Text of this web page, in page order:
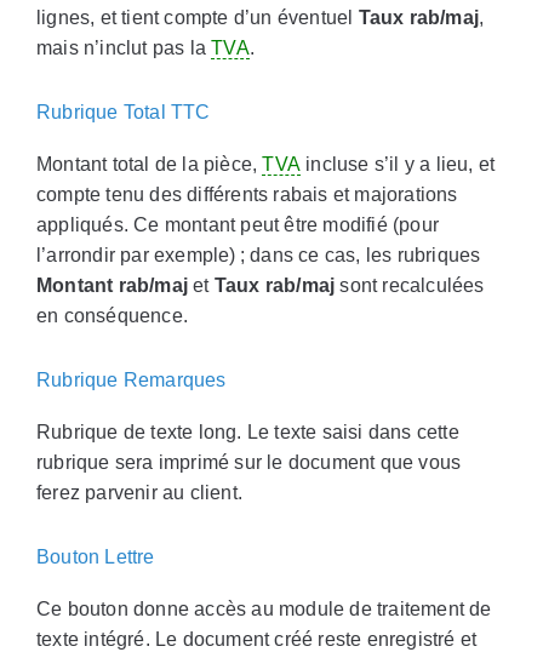
lignes, et tient compte d’un éventuel Taux rab/maj,
mais n’inclut pas laTVA.
Rubrique Total TTC
Montant total de la pièce,TVAincluse s’il y a lieu, et
compte tenu des différents rabais et majorations
appliqués. Ce montant peut être modifié (pour
l’arrondir par exemple) ; dans ce cas, les rubriques
Montant rab/maj et Taux rab/maj sont recalculées
en conséquence.
Rubrique Remarques
Rubrique de texte long. Le texte saisi dans cette
rubrique sera imprimé sur le document que vous
ferez parvenir au client.
Bouton Lettre
Ce bouton donne accès au module de traitement de
texte intégré. Le document créé reste enregistré et